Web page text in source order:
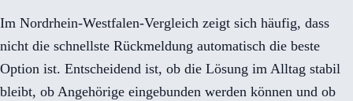
Im Nordrhein-Westfalen-Vergleich zeigt sich häufig, dass
nicht die schnellste Rückmeldung automatisch die beste
Option ist. Entscheidend ist, ob die Lösung im Alltag stabil
bleibt, ob Angehörige eingebunden werden können und ob